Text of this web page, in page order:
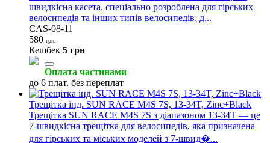
швидкісна касета, спеціально розроблена для гірських
велосипедів та інших типів велосипедів, д...
CAS-08-11
580 грн.
Кешбек 5 грн
Оплата частинами
до 6 плат. без переплат
Трещітка інд. SUN RACE M4S 7S, 13-34T, Zinc+Black
Трещітка SUN RACE M4S 7S з діапазоном 13-34T — це
7-швидкісна трещітка для велосипедів, яка призначена
для гірських та міських моделей з 7-швид�...